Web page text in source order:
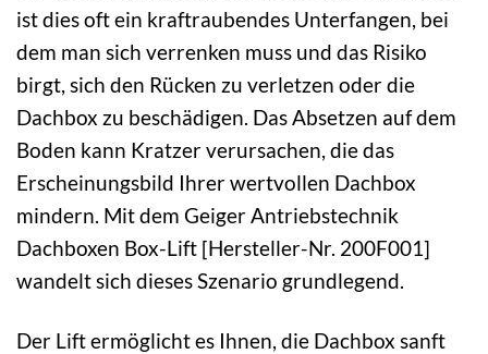
ist dies oft ein kraftraubendes Unterfangen, bei
dem man sich verrenken muss und das Risiko
birgt, sich den Rücken zu verletzen oder die
Dachbox zu beschädigen. Das Absetzen auf dem
Boden kann Kratzer verursachen, die das
Erscheinungsbild Ihrer wertvollen Dachbox
mindern. Mit dem Geiger Antriebstechnik
Dachboxen Box-Lift [Hersteller-Nr. 200F001]
wandelt sich dieses Szenario grundlegend.
Der Lift ermöglicht es Ihnen, die Dachbox sanft